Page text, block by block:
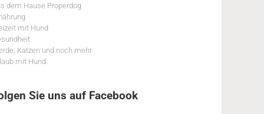
dem Hause Properdog
mit Hund
Katzen und noch mehr
mit Hund
Sie uns auf Facebook